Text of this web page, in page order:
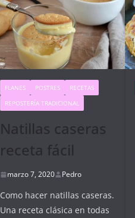
FLANES POSTRES
RECETAS
REPOSTERÍA TRADICIONAL
Natillas caseras
receta fácil
marzo 7, 2020 Pedro
Como hacer natillas caseras.
Una receta clásica en todas